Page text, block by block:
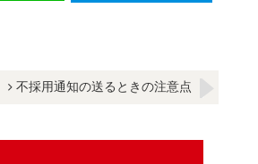
不採用通知の送るときの注意点